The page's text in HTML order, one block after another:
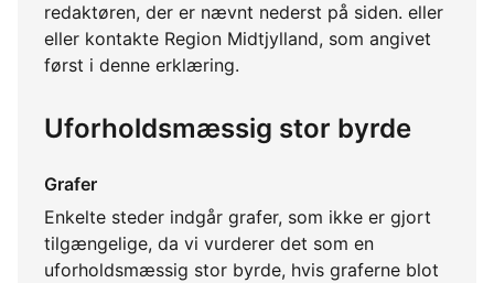
redaktøren, der er nævnt nederst på siden. eller
eller kontakte Region Midtjylland, som angivet
først i denne erklæring.
Uforholdsmæssig stor byrde
Grafer
Enkelte steder indgår grafer, som ikke er gjort
tilgængelige, da vi vurderer det som en
uforholdsmæssig stor byrde, hvis graferne blot